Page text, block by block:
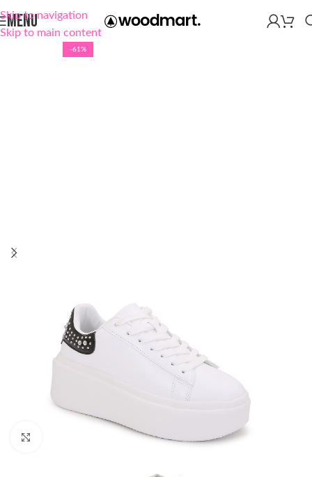
Skip to navigation
Skip to main content
MENU
-61%